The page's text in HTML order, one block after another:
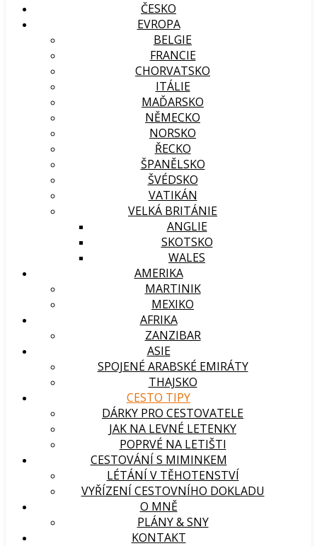
ČESKO
EVROPA
BELGIE
FRANCIE
CHORVATSKO
ITÁLIE
MAĎARSKO
NĚMECKO
NORSKO
ŘECKO
ŠPANĚLSKO
ŠVÉDSKO
VATIKÁN
VELKÁ BRITÁNIE
ANGLIE
SKOTSKO
WALES
AMERIKA
MARTINIK
MEXIKO
AFRIKA
ZANZIBAR
ASIE
SPOJENÉ ARABSKÉ EMIRÁTY
THAJSKO
CESTO TIPY
DÁRKY PRO CESTOVATELE
JAK NA LEVNÉ LETENKY
POPRVÉ NA LETIŠTI
CESTOVÁNÍ S MIMINKEM
LÉTÁNÍ V TĚHOTENSTVÍ
VYŘÍZENÍ CESTOVNÍHO DOKLADU
O MNĚ
PLÁNY & SNY
KONTAKT